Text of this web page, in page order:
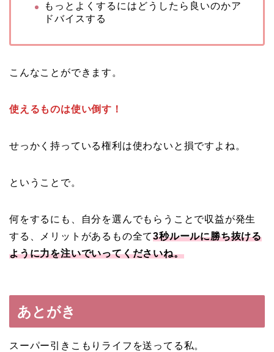
もっとよくするにはどうしたら良いのかア
ドバイスする
こんなことができます。
使えるものは使い倒す！
せっかく持っている権利は使わないと損ですよね。
ということで。
何をするにも、自分を選んでもらうことで収益が発生
する、メリットがあるもの全て3秒ルールに勝ち抜ける
ように力を注いでいってくださいね。
あとがき
スーパー引きこもりライフを送ってる私。